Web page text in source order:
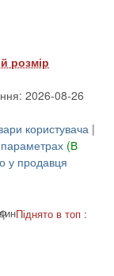
розмір
2026-08-26
користувача |
(В
у продавця
Піднято в топ :